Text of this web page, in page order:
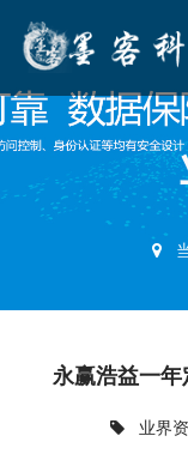
永赢浩益一
业界